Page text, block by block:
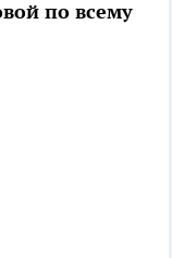
по всему